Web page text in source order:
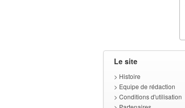
Le site
> Histoire
> Equipe de rédaction
> Conditions d'utilisation